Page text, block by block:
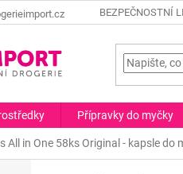
BEZPEČNOSTNÍ
Přípravky do myčky
All in One 58ks Original - kapsle do